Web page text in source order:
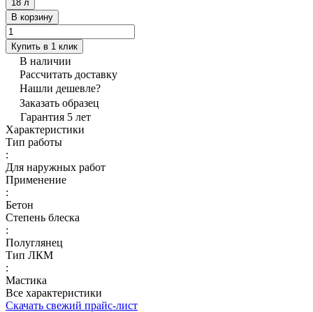
18 л
В корзину
Купить в 1 клик
В наличии
Рассчитать доставку
Нашли дешевле?
Заказать образец
Гарантия 5 лет
Характеристики
Тип работы
:
Для наружных работ
Применение
:
Бетон
Степень блеска
:
Полуглянец
Тип ЛКМ
:
Мастика
Все характеристики
Скачать свежий прайс-лист